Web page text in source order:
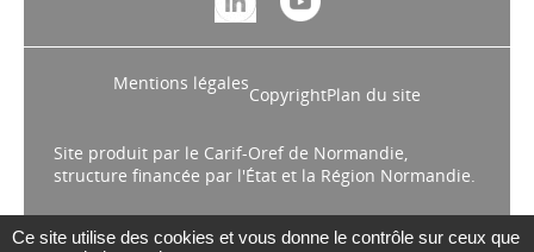
Mentions légales
CopyrightPlan du site
Site produit par le Carif-Oref de Normandie,
structure financée par l'État et la Région Normandie.
Ce site utilise des cookies et vous donne le contrôle sur ceux que